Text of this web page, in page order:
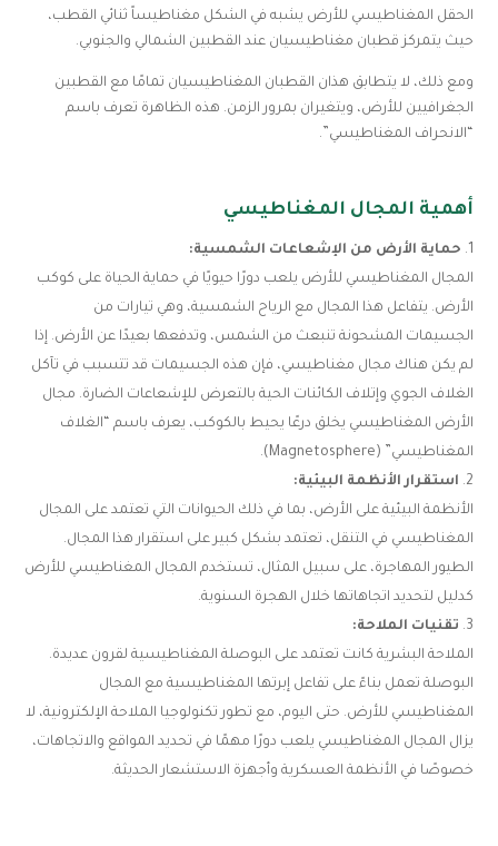
الحقل المغناطيسي للأرض يشبه في الشكل مغناطيساً ثنائي القطب،
حيث يتمركز قطبان مغناطيسيان عند القطبين الشمالي والجنوبي.
ومع ذلك، لا يتطابق هذان القطبان المغناطيسيان تمامًا مع القطبين
الجغرافيين للأرض، ويتغيران بمرور الزمن. هذه الظاهرة تعرف باسم
“الانحراف المغناطيسي”.
أهمية المجال المغناطيسي
حماية الأرض من الإشعاعات الشمسية:
المجال المغناطيسي للأرض يلعب دورًا حيويًا في حماية الحياة على كوكب
الأرض. يتفاعل هذا المجال مع الرياح الشمسية، وهي تيارات من
الجسيمات المشحونة تنبعث من الشمس، وتدفعها بعيدًا عن الأرض. إذا
لم يكن هناك مجال مغناطيسي، فإن هذه الجسيمات قد تتسبب في تآكل
الغلاف الجوي وإتلاف الكائنات الحية بالتعرض للإشعاعات الضارة. مجال
الأرض المغناطيسي يخلق درعًا يحيط بالكوكب، يعرف باسم “الغلاف
المغناطيسي” (Magnetosphere).
استقرار الأنظمة البيئية:
الأنظمة البيئية على الأرض، بما في ذلك الحيوانات التي تعتمد على المجال
المغناطيسي في التنقل، تعتمد بشكل كبير على استقرار هذا المجال.
الطيور المهاجرة، على سبيل المثال، تستخدم المجال المغناطيسي للأرض
كدليل لتحديد اتجاهاتها خلال الهجرة السنوية.
تقنيات الملاحة:
الملاحة البشرية كانت تعتمد على البوصلة المغناطيسية لقرون عديدة.
البوصلة تعمل بناءً على تفاعل إبرتها المغناطيسية مع المجال
المغناطيسي للأرض. حتى اليوم، مع تطور تكنولوجيا الملاحة الإلكترونية، لا
يزال المجال المغناطيسي يلعب دورًا مهمًا في تحديد المواقع والاتجاهات،
خصوصًا في الأنظمة العسكرية وأجهزة الاستشعار الحديثة.